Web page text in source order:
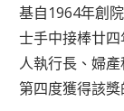
基自1964年創
士手中接棒廿
人執行長、婦
第四度獲得該獎